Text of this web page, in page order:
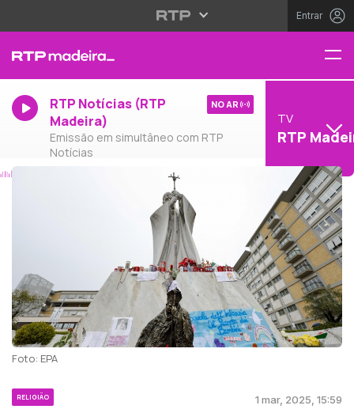
Entrar
RTP Notícias (RTP
Madeira)
Emissão em simultâneo com RTP
Notícias
NO AR
TV
RTP
Foto: EPA
RELIGIÃO 1 mar, 2025, 15:59